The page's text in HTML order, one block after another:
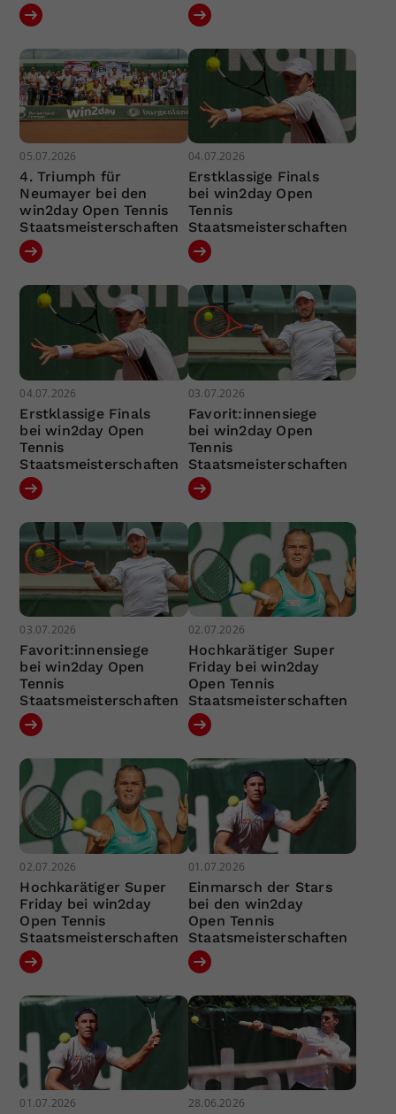
05.07.2026
4. Triumph für
Neumayer bei den
win2day Open Tennis
Staatsmeisterschaften
04.07.2026
Erstklassige Finals
bei win2day Open
Tennis
Staatsmeisterschaften
04.07.2026
Erstklassige Finals
bei win2day Open
Tennis
Staatsmeisterschaften
03.07.2026
Favorit:innensiege
bei win2day Open
Tennis
Staatsmeisterschaften
03.07.2026
Favorit:innensiege
bei win2day Open
Tennis
Staatsmeisterschaften
02.07.2026
Hochkarätiger Super
Friday bei win2day
Open Tennis
Staatsmeisterschaften
02.07.2026
Hochkarätiger Super
Friday bei win2day
Open Tennis
Staatsmeisterschaften
01.07.2026
Einmarsch der Stars
bei den win2day
Open Tennis
Staatsmeisterschaften
01.07.2026 28.06.2026